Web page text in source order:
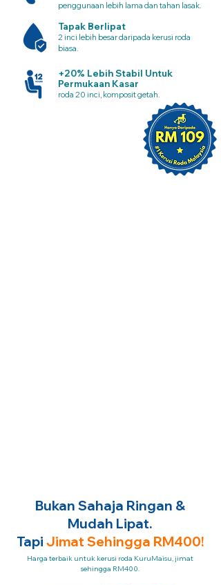
penggunaan lebih lama dan tahan lasak.
Tapak Berlipat
2 inci lebih besar daripada kerusi roda
biasa.
+20% Lebih Stabil Untuk
Permukaan Kasar
roda 20 inci, komposit getah.
Bukan Sahaja Ringan &
Mudah Lipat.
Tapi Jimat Sehingga RM400!
Harga terbaik untuk kerusi roda KuruMaisu, jimat
sehingga RM400.